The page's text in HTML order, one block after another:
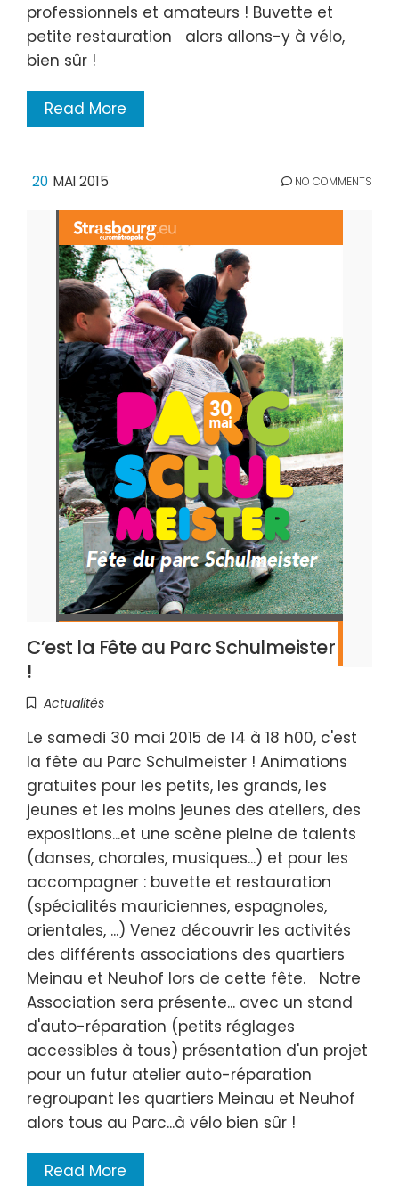
professionnels et amateurs ! Buvette et
petite restauration alors allons-y à vélo,
bien sûr !
Read More
20 MAI 2015 NO COMMENTS
C’est la Fête au Parc Schulmeister
!
Actualités
Le samedi 30 mai 2015 de 14 à 18 h00, c'est
la fête au Parc Schulmeister ! Animations
gratuites pour les petits, les grands, les
jeunes et les moins jeunes des ateliers, des
expositions...et une scène pleine de talents
(danses, chorales, musiques...) et pour les
accompagner : buvette et restauration
(spécialités mauriciennes, espagnoles,
orientales, ...) Venez découvrir les activités
des différents associations des quartiers
Meinau et Neuhof lors de cette fête. Notre
Association sera présente... avec un stand
d'auto-réparation (petits réglages
accessibles à tous) présentation d'un projet
pour un futur atelier auto-réparation
regroupant les quartiers Meinau et Neuhof
alors tous au Parc...à vélo bien sûr !
Read More